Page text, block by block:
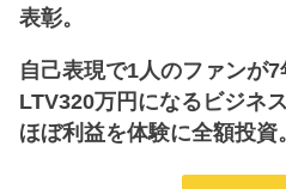
表彰。
自己表現で1人のファンが
LTV320万円になるビジネ
ほぼ利益を体験に全額投資